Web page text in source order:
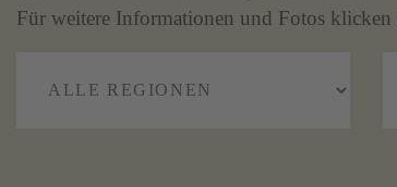
Für weitere Informationen und Fotos